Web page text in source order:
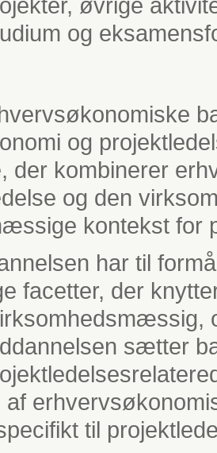
øvrige
og
og
der kombinerer
og den
kontekst for
har til
facetter, der
sætter
af
til